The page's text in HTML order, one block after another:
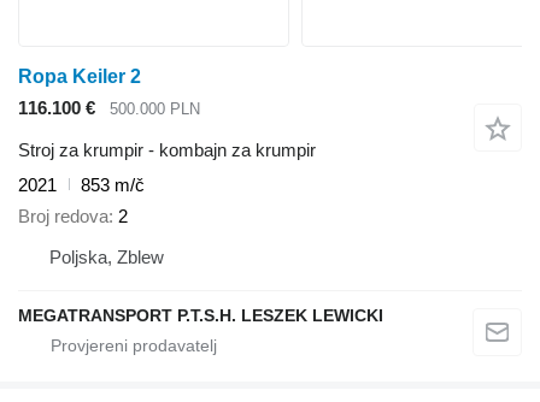
Ropa Keiler 2
116.100 €
500.000 PLN
Stroj za krumpir - kombajn za krumpir
2021
853 m/č
Broj redova 2
Poljska, Zblew
MEGATRANSPORT P.T.S.H. LESZEK LEWICKI